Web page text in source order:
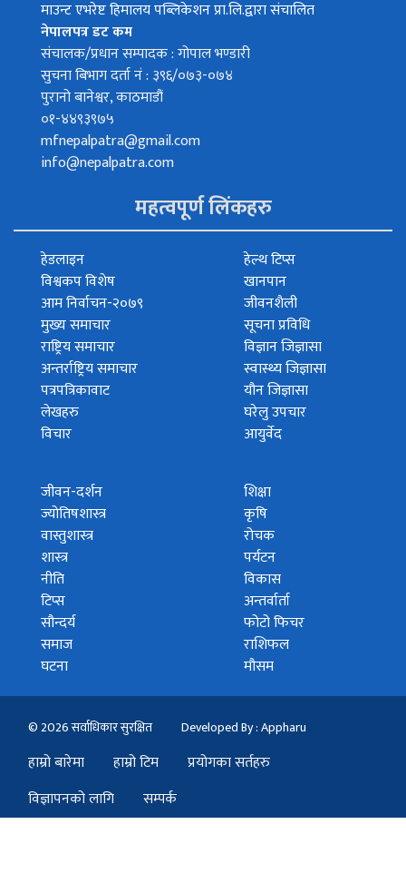
माउन्ट एभरेष्ट हिमालय पब्लिकेशन प्रा.लि.द्वारा संचालित
नेपालपत्र डट कम
संचालक/प्रधान सम्पादक : गोपाल भण्डारी
सुचना बिभाग दर्ता नं : ३९६/०७३-०७४
पुरानो बानेश्वर, काठमाडौं
०१-४४९३९७५
mfnepalpatra@gmail.com
info@nepalpatra.com
महत्वपूर्ण लिंकहरु
हेडलाइन
विश्वकप विशेष
आम निर्वाचन-२०७९
मुख्य समाचार
राष्ट्रिय समाचार
अन्तर्राष्ट्रिय समाचार
पत्रपत्रिकावाट
लेखहरु
विचार
हेल्थ टिप्स
खानपान
जीवनशैली
सूचना प्रविधि
विज्ञान जिज्ञासा
स्वास्थ्य जिज्ञासा
यौन जिज्ञासा
घरेलु उपचार
आयुर्वेद
जीवन-दर्शन
ज्योतिषशास्त्र
वास्तुशास्त्र
शास्त्र
नीति
टिप्स
सौन्दर्य
समाज
घटना
शिक्षा
कृषि
रोचक
पर्यटन
विकास
अन्तर्वार्ता
फोटो फिचर
राशिफल
मौसम
© 2026 सर्वाधिकार सुरक्षित Developed By : Appharu
हाम्रो बारेमा हाम्रो टिम
प्रयोगका सर्तहरु
विज्ञापनको लागि
सम्पर्क